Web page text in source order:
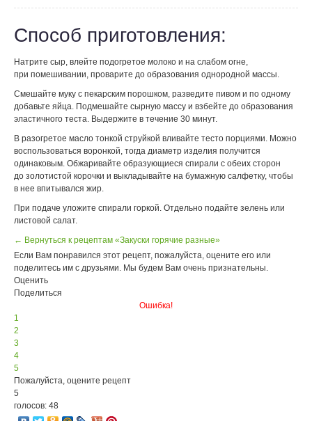
Способ приготовления:
Натрите сыр, влейте подогретое молоко и на слабом огне,
при помешивании, проварите до образования однородной массы.
Смешайте муку с пекарским порошком, разведите пивом и по одному
добавьте яйца. Подмешайте сырную массу и взбейте до образования
эластичного теста. Выдержите в течение 30 минут.
В разогретое масло тонкой струйкой вливайте тесто порциями. Можно
воспользоваться воронкой, тогда диаметр изделия получится
одинаковым. Обжаривайте образующиеся спирали с обеих сторон
до золотистой корочки и выкладывайте на бумажную салфетку, чтобы
в нее впитывался жир.
При подаче уложите спирали горкой. Отдельно подайте зелень или
листовой салат.
← Вернуться к рецептам «Закуски горячие разные»
Если Вам понравился этот рецепт, пожалуйста, оцените его или
поделитесь им с друзьями. Мы будем Вам очень признательны.
Оценить
Поделиться
Ошибка!
1
2
3
4
5
Пожалуйста, оцените рецепт
5
голосов: 48